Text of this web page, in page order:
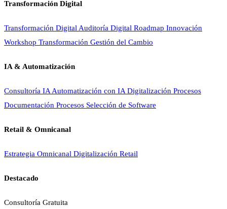
Transformación Digital
Transformación DigitalAuditoría Digital Roadmap Innovación
Workshop Transformación Gestión del Cambio
IA & Automatización
Consultoría IAAutomatización con IADigitalización Procesos
Documentación Procesos Selección de Software
Retail & Omnicanal
Estrategia Omnicanal Digitalización Retail
Destacado
Consultoría Gratuita